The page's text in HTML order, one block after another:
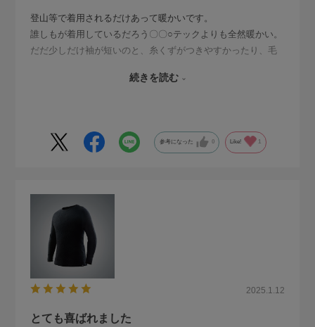
登山等で着用されるだけあって暖かいです。
誰しもが着用しているだろう〇〇○テックよりも全然暖かい。
だだ少しだけ袖が短いのと、糸くずがつきやすかったり、毛
性も良くずっと着てたいです。
続きを読む
参考になった 0 Like! 1
2025.1.12
とても喜ばれました